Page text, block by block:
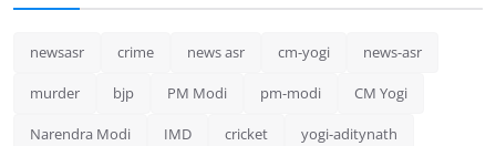
newsasr crime news asr cm-yogi news-asr
murder bjp PM Modi pm-modi CM Yogi
Narendra Modi IMD cricket yogi-aditynath